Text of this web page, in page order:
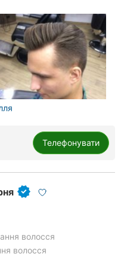
Телефонувати
волосся
волосся